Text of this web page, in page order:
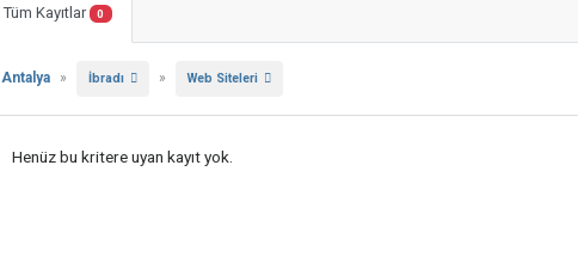
Tüm Kayıtlar 0
Antalya » İbradı » Web Siteleri
Henüz bu kritere uyan kayıt yok.